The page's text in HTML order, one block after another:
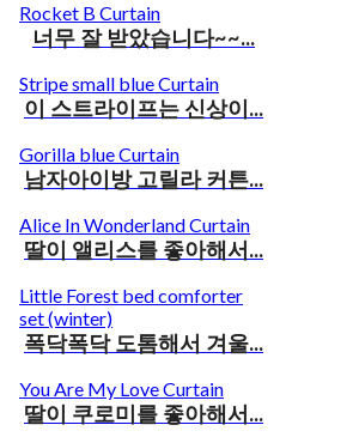
Rocket B Curtain
너무 잘 받았습니다~~...
Stripe small blue Curtain
이 스트라이프는 신상이...
Gorilla blue Curtain
남자아이방 고릴라 커튼...
Alice In Wonderland Curtain
딸이 앨리스를 좋아해서...
Little Forest bed comforter
set (winter)
폭닥폭닥 도톰해서 겨울...
You Are My Love Curtain
딸이 쿠로미를 좋아해서...